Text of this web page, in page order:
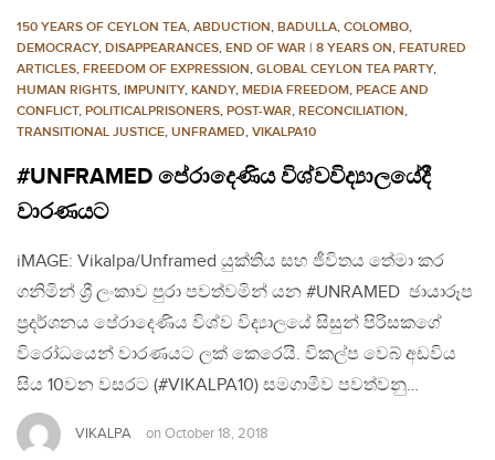
150 YEARS OF CEYLON TEA, ABDUCTION, BADULLA, COLOMBO,
DEMOCRACY, DISAPPEARANCES, END OF WAR | 8 YEARS ON, FEATURED
ARTICLES, FREEDOM OF EXPRESSION, GLOBAL CEYLON TEA PARTY,
HUMAN RIGHTS, IMPUNITY, KANDY, MEDIA FREEDOM, PEACE AND
CONFLICT, POLITICALPRISONERS, POST-WAR, RECONCILIATION,
TRANSITIONAL JUSTICE, UNFRAMED, VIKALPA10
#UNFRAMED පේරාදෙණිය විශ්වවිද්‍යාලයේදී
වාරණයට
iMAGE: Vikalpa/Unframed යුක්තිය සහ ජීවිතය තේමා කර
ගනිමින් ශ්‍රී ලංකාව පුරා පවත්වමින් යන #UNRAMED ඡායාරූප
ප්‍රදර්ශනය පේරාදෙණිය විශ්ව විද්‍යාලයේ සිසුන් පිරිසකගේ
විරෝධයෙන් වාරණයට ලක් කෙරෙයි. විකල්ප වෙබ් අඩවිය
සිය 10වන වසරට (#VIKALPA10) සමගාමීව පවත්වනු…
VIKALPA on October 18, 2018